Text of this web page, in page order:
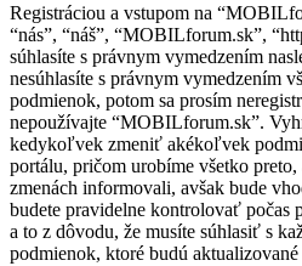
Registráciou a vstupom na
“nás”, “náš”, “MOBILforum.sk”,
súhlasíte s právnym vymedzením
nesúhlasíte s právnym vymedzením
podmienok, potom sa prosím
nepoužívajte “MOBILforum.sk”.
kedykoľvek zmeniť akékoľvek
portálu, pričom urobíme všetko
zmenách informovali, avšak bude
budete pravidelne kontrolovať
a to z dôvodu, že musíte súhlasiť s
podmienok, ktoré budú aktualizované